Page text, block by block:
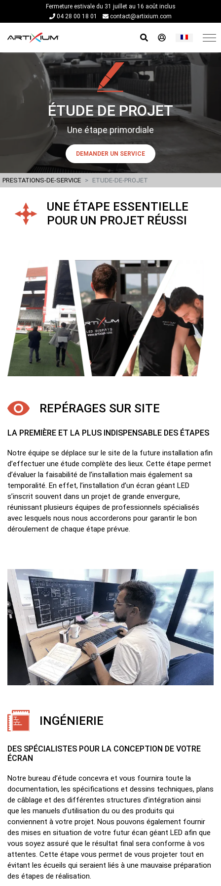
Fermeture estivale du 31 juillet au 16 août inclus
04 28 00 18 01
contact@artixium.com
ÉTUDE DE PROJET
Une étape primordiale
DEMANDER UN SERVICE
PRESTATIONS-DE-SERVICE ETUDE-DE-PROJET
UNE ÉTAPE ESSENTIELLE
POUR UN PROJET RÉUSSI
REPÉRAGES SUR SITE
LA PREMIÈRE ET LA PLUS INDISPENSABLE DES ÉTAPES
Notre équipe se déplace sur le site de la future installation afin
d’effectuer une étude complète des lieux. Cette étape permet
d’évaluer la faisabilité de l’installation mais également sa
temporalité. En effet, l’installation d’un écran géant LED
s’inscrit souvent dans un projet de grande envergure,
réunissant plusieurs équipes de professionnels spécialisés
avec lesquels nous nous accorderons pour garantir le bon
déroulement de chaque étape prévue.
INGÉNIERIE
DES SPÉCIALISTES POUR LA CONCEPTION DE VOTRE
ÉCRAN
Notre bureau d’étude concevra et vous fournira toute la
documentation, les spécifications et dessins techniques, plans
de câblage et des différentes structures d’intégration ainsi
que les manuels d’utilisation du ou des produits qui
conviennent à votre projet. Nous pouvons également fournir
des mises en situation de votre futur écan géant LED afin que
vous soyez assuré que le résultat final sera conforme à vos
attentes. Cette étape vous permet de vous projeter tout en
évitant les écueils qui seraient liés à une mauvaise préparation
des étapes de réalisation.